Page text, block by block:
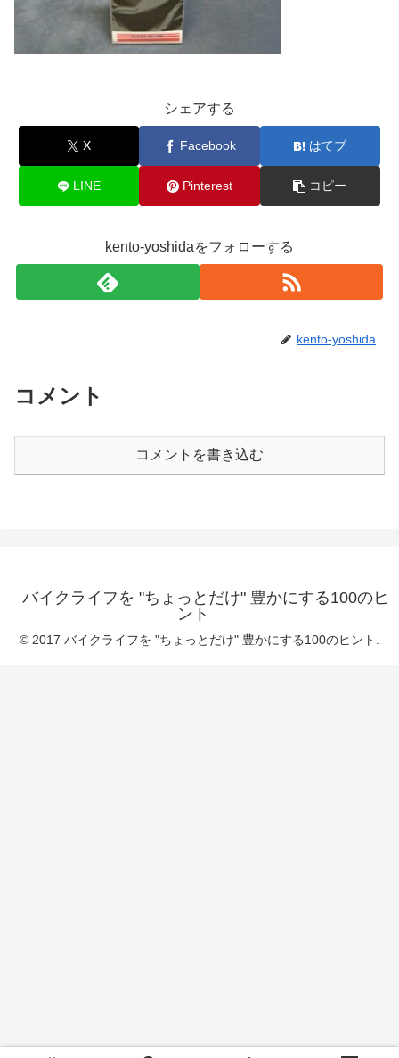
シェアする
X Facebook はてブ
LINE Pinterest コピー
kento-yoshidaをフォローする
kento-yoshida
コメント
コメントを書き込む
バイクライフを "ちょっとだけ" 豊かにする100のヒ
ント
© 2017 バイクライフを "ちょっとだけ" 豊かにする100のヒント.